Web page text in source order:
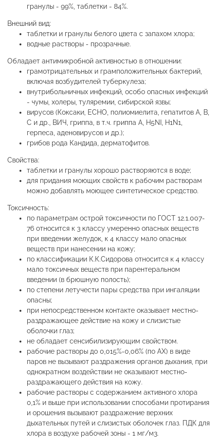
гранулы - 99%, таблетки - 84%.
Внешний вид:
таблетки и гранулы белого цвета с запахом хлора;
водные растворы - прозрачные.
Обладает антимикробной активностью в отношении:
грамотрицательных и грамположительных бактерий,
включая возбудителей туберкулеза;
внутрибольничных инфекций, особо опасных инфекций
- чумы, холеры, туляремии, сибирской язвы;
вирусов (Коксаки, ЕСНО, полиомиелита, гепатитов А, В,
С и др., ВИЧ, гриппа, в т.ч. гриппа А, Н5NI, Н1N1,
герпеса, аденовирусов и др.);
грибов рода Кандида, дерматофитов.
Свойства:
таблетки и гранулы хорошо растворяются в воде;
для придания моющих свойств к рабочим растворам
можно добавлять моющее синтетическое средство.
Токсичность:
по параметрам острой токсичности по ГОСТ 12.1.007-
76 относится к 3 классу умеренно опасных веществ
при введении желудок, к 4 классу мало опасных
веществ при нанесении на кожу;
по классификации К.К.Сидорова относится к 4 классу
мало токсичных веществ при парентеральном
введении (в брюшную полость);
по степени летучести пары средства при ингаляции
опасны;
при непосредственном контакте оказывает местно-
раздражающее действие на кожу и слизистые
оболочки глаз;
не обладает сенсибилизирующим свойством.
рабочие растворы до 0,015%-0,06% (по АХ) в виде
паров не вызывают раздражения органов дыхания, при
однократном воздействии не оказывают местно-
раздражающего действия на кожу.
рабочие растворы с содержанием активного хлора
0,1% и выше при использовании способами протирания
и орошения вызывают раздражение верхних
дыхательных путей и слизистых оболочек глаз. ПДК для
хлора в воздухе рабочей зоны - 1 мг/м3.